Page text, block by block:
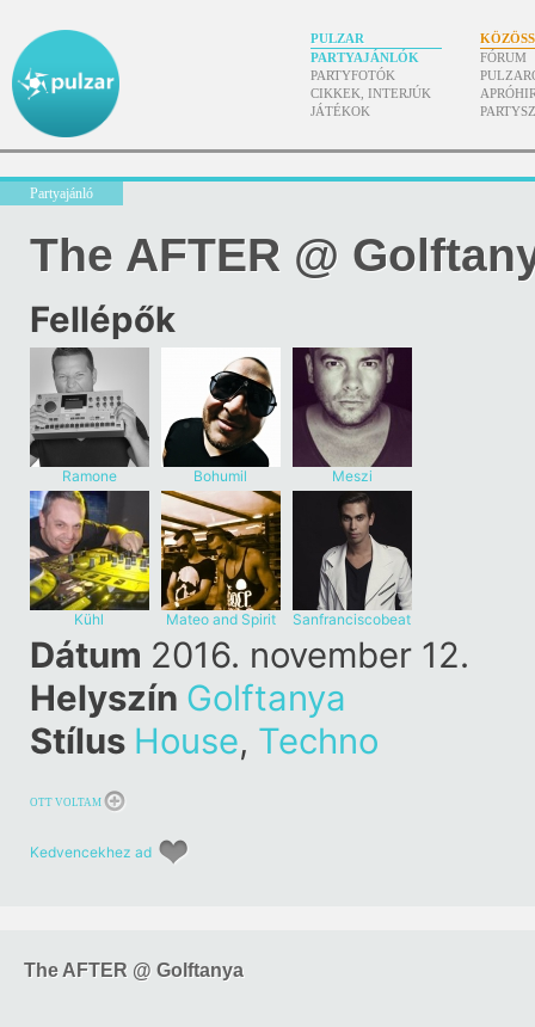
PULZAR
PARTYAJÁNLÓK
PARTYFOTÓK
CIKKEK, INTERJÚK
JÁTÉKOK
FÓRUM
Partyajánló
The AFTER @
Fellépők
Ramone Bohumil Meszi
Kühl Mateo and Spirit Sanfranciscobeat
Dátum 2016. november 12.
Helyszín Golftanya
Stílus House, Techno
OTT VOLTAM
Kedvencekhez ad
The AFTER @ Golftanya